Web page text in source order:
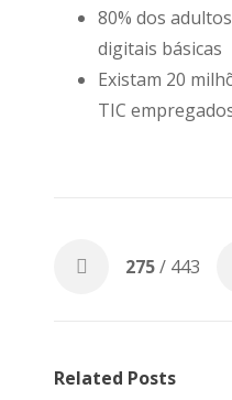
80% dos
digitais básicas
Existam 20
TIC
275/ 443
Related Posts